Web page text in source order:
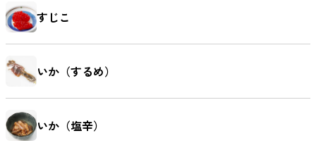
すじこ
いか（するめ）
いか（塩辛）